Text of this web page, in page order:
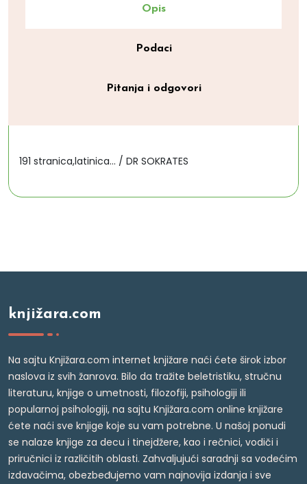
Opis
Podaci
Pitanja i odgovori
191 stranica,latinica... / DR SOKRATES
knjižara.com
Na sajtu Knjižara.com internet knjižare naći ćete širok izbor
naslova iz svih žanrova. Bilo da tražite beletristiku, stručnu
literaturu, knjige o umetnosti, filozofiji, psihologiji ili
popularnoj psihologiji, na sajtu Knjižara.com online knjižare
ćete naći sve knjige koje su vam potrebne. U našoj ponudi
se nalaze knjige za decu i tinejdžere, kao i rečnici, vodiči i
priručnici iz različitih oblasti. Zahvaljujući saradnji sa vodećim
izdavačima, obezbeđujemo vam najnovija izdanja i sve